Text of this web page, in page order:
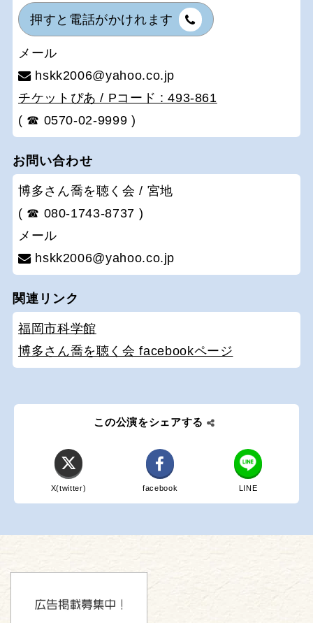
押すと電話がかけれます
メール
hskk2006@yahoo.co.jp
チケットぴあ / Pコード : 493-861
( ☎ 0570-02-9999 )
お問い合わせ
博多さん喬を聴く会 / 宮地
( ☎ 080-1743-8737 )
メール
hskk2006@yahoo.co.jp
関連リンク
福岡市科学館
博多さん喬を聴く会 facebookページ
この公演をシェアする
X(twitter) facebook LINE